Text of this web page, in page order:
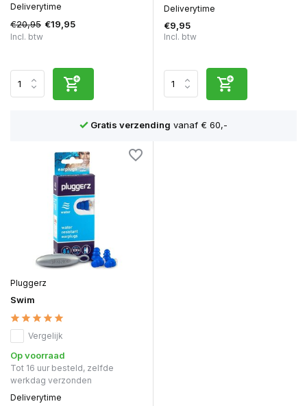
Deliverytime
€20,95 €19,95
Incl. btw
Deliverytime
€9,95
Incl. btw
Gratis verzending vanaf € 60,-
Pluggerz
Swim
Vergelijk
Op voorraad
Tot 16 uur besteld, zelfde
werkdag verzonden
Deliverytime